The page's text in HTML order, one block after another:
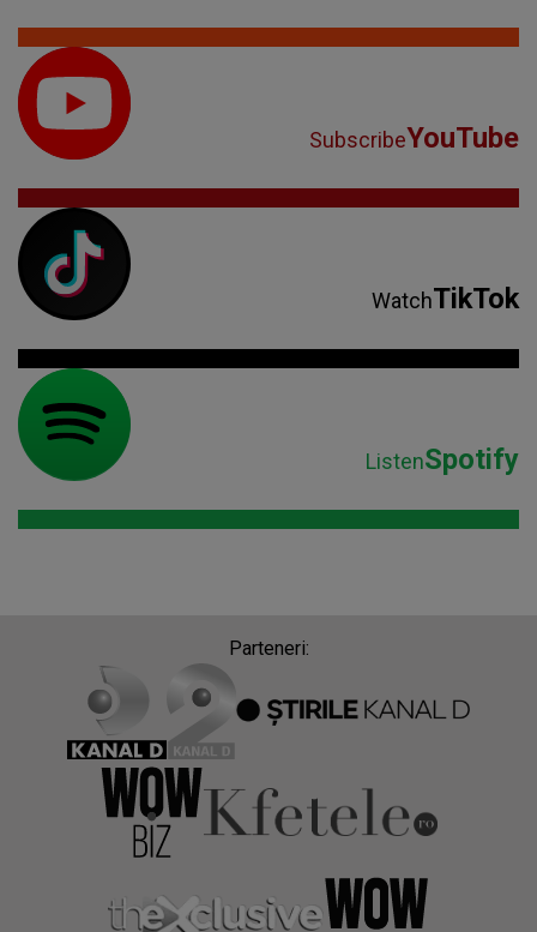
SubscribeYouTube
WatchTikTok
ListenSpotify
Parteneri: